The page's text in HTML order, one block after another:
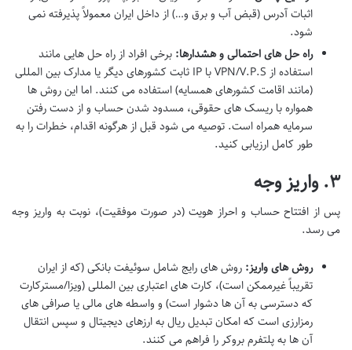
اثبات آدرس (قبض آب و برق و…) از داخل ایران معمولاً پذیرفته نمی
شود.
راه حل های احتمالی و هشدارها: برخی افراد از راه حل هایی مانند
استفاده از VPN/V.P.S با IP ثابت کشورهای دیگر یا مدارک بین المللی
(مانند اقامت کشورهای همسایه) استفاده می کنند. اما این روش ها
همواره با ریسک های حقوقی، مسدود شدن حساب و از دست رفتن
سرمایه همراه است. توصیه می شود قبل از هرگونه اقدام، خطرات را به
طور کامل ارزیابی کنید.
۳. واریز وجه
پس از افتتاح حساب و احراز هویت (در صورت موفقیت)، نوبت به واریز وجه
می رسد.
روش های واریز: روش های رایج شامل سوئیفت بانکی (که از ایران
تقریباً غیرممکن است)، کارت های اعتباری بین المللی (ویزا/مسترکارت
که دسترسی به آن ها دشوار است) و واسطه های مالی یا صرافی های
رمزارزی است که امکان تبدیل ریال به ارزهای دیجیتال و سپس انتقال
آن ها به پلتفرم بروکر را فراهم می کنند.